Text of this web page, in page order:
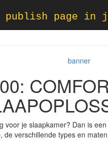
publish page
je slaapkamer? Dan is
verschillende types en